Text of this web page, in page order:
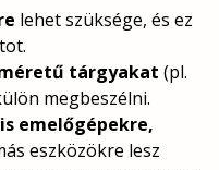
lehet szüksége, és ez
tárgyakat (pl.
megbeszélni.
emelőgépekre,
eszközökre lesz